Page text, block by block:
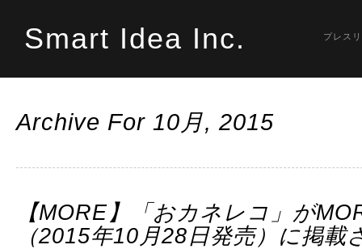
Smart Idea Inc. プレス
Archive For 10月, 2015
【MORE】「おカネレコ」が
（2015年10月28日発売）に掲載